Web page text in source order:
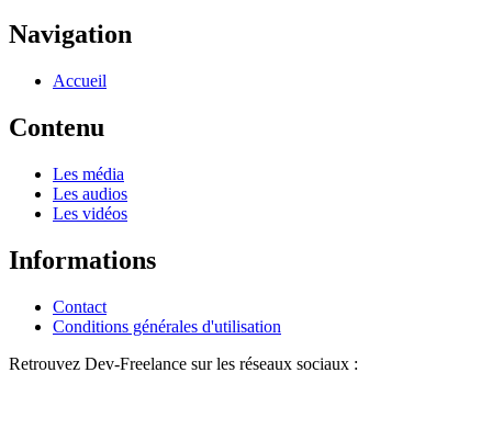
Navigation
Accueil
Contenu
Les média
Les audios
Les vidéos
Informations
Contact
Conditions générales d'utilisation
Retrouvez Dev-Freelance sur les réseaux sociaux :